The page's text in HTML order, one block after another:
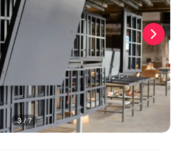
3 / 7